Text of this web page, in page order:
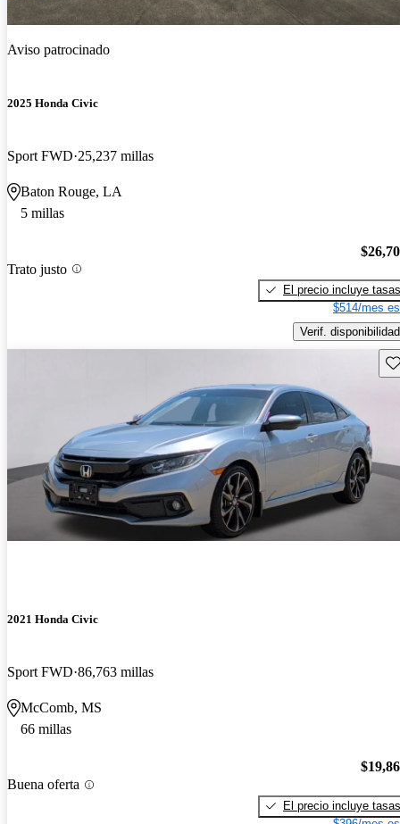
Aviso patrocinado
2025 Honda Civic
Sport FWD 25,237 millas
Baton Rouge, LA
5 millas
Trato justo
El precio incluye tasas
$514/mes
Verif. disponibilidad
2021 Honda Civic
Sport FWD 86,763 millas
McComb, MS
66 millas
Buena oferta
El precio incluye tasas